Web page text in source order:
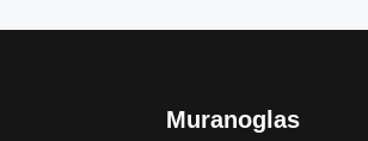
Muranoglas